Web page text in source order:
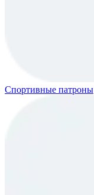
Спортивные патроны